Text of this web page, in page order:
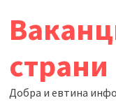
страни
Добра и евтина